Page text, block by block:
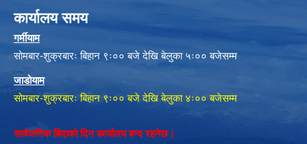
कार्यालय समय
गर्मीयाम
सोमबार-शुक्रबारः बिहान ९ः०० बजे देखि बेलुका ५ः०० बजेसम्म
जाडोयाम
सोमबार-शुक्रबारः बिहान ९ः०० बजे देखि बेलुका ४ः०० बजेसम्म
सार्वजनिक बिदाको दिन कार्यालय बन्द रहनेछ।